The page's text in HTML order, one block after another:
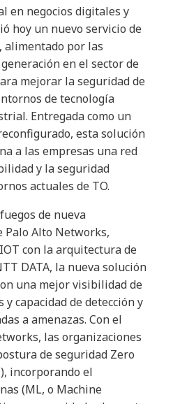
en negocios digitales y
hoy un nuevo servicio de
alimentado por las
en el sector de
mejorar la seguridad de
de tecnología
Entregada como un
esta solución
a las empresas una red
y la seguridad
actuales de TO.
de nueva
Palo Alto Networks,
con la arquitectura de
DATA, la nueva solución
una mejor visibilidad de
y capacidad de detección y
a amenazas. Con el
las organizaciones
de seguridad Zero
incorporando el
(ML, o Machine